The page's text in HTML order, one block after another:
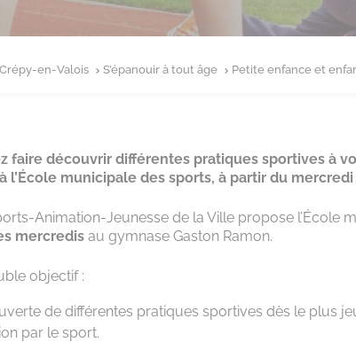
en-Valois S’épanouir à tout âge Petite enfance et
faire découvrir différentes pratiques sportives à
l’École municipale des sports, à partir du
de la Ville propose l’École
mercredis au gymnase Gaston Ramon.
objectif :
de différentes pratiques sportives dès le plus
par le sport.